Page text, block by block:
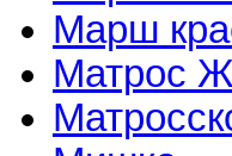
Марш
Матрос